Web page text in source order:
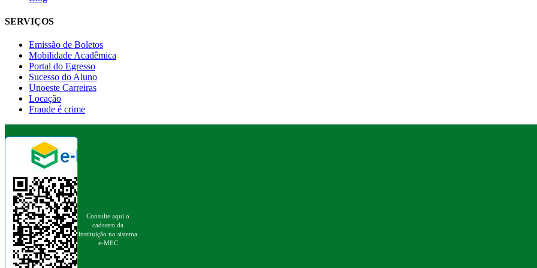
SERVIÇOS
Emissão de Boletos
Mobilidade Acadêmica
Portal do Egresso
Sucesso do Aluno
Unoeste Carreiras
Locação
Fraude é crime
Consulte aqui o
cadastro da
instituição no sistema
e-MEC